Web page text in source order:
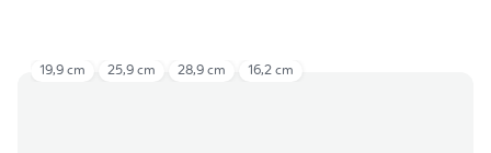
19,9 cm 25,9 cm 28,9 cm 16,2 cm